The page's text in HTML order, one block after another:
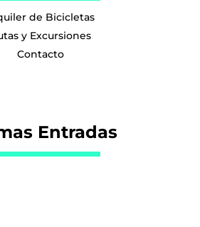
de Bicicletas
y Excursiones
Contacto
Entradas